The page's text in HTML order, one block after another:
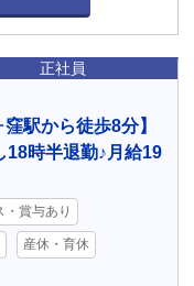
正社員
駅から徒歩8分】
18時半退勤♪月給19
・賞与あり
産休・育休